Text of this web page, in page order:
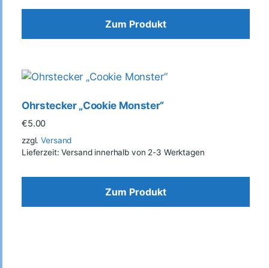
Zum Produkt
Ohrstecker „Cookie Monster“
€5.00
zzgl.Versand
Lieferzeit: Versand innerhalb von 2-3 Werktagen
Zum Produkt